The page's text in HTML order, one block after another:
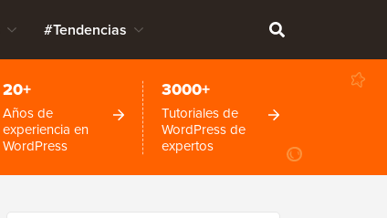
#Tendencias
20+
Años de
experiencia en
WordPress
3000+
Tutoriales de
WordPress de
expertos